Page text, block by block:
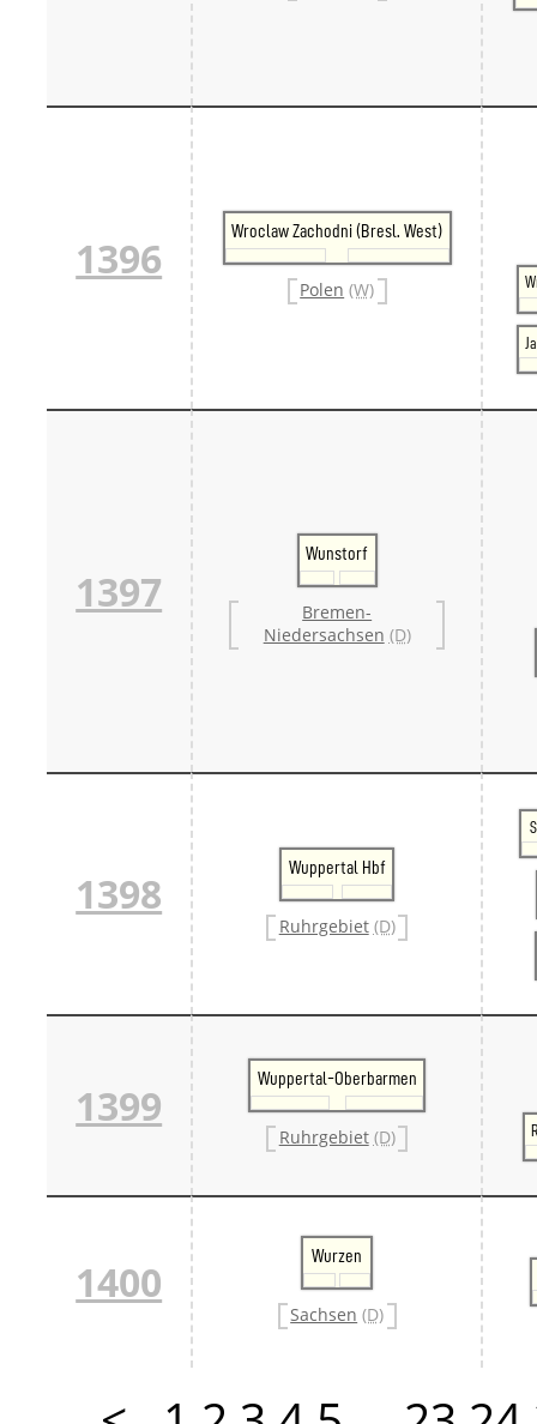
1396
Wroclaw Zachodni (Bresl. West)
Polen (W)
1397
Wunstorf
Bremen-
Niedersachsen (D)
1398
Wuppertal Hbf
Ruhrgebiet (D)
1399
Wuppertal-Oberbarmen
Ruhrgebiet (D)
1400
Wurzen
Sachsen (D)